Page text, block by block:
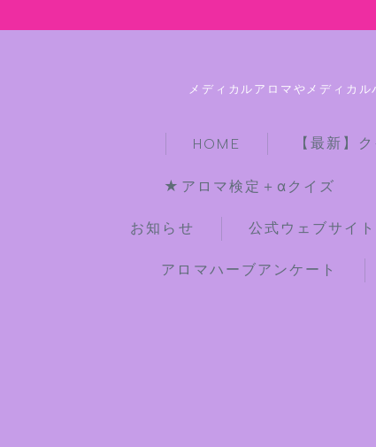
メディカルアロマやメディカ
HOME 【最新】
★アロマ検定＋αクイズ
お知らせ 公式ウェブサイ
アロマハーブアンケート